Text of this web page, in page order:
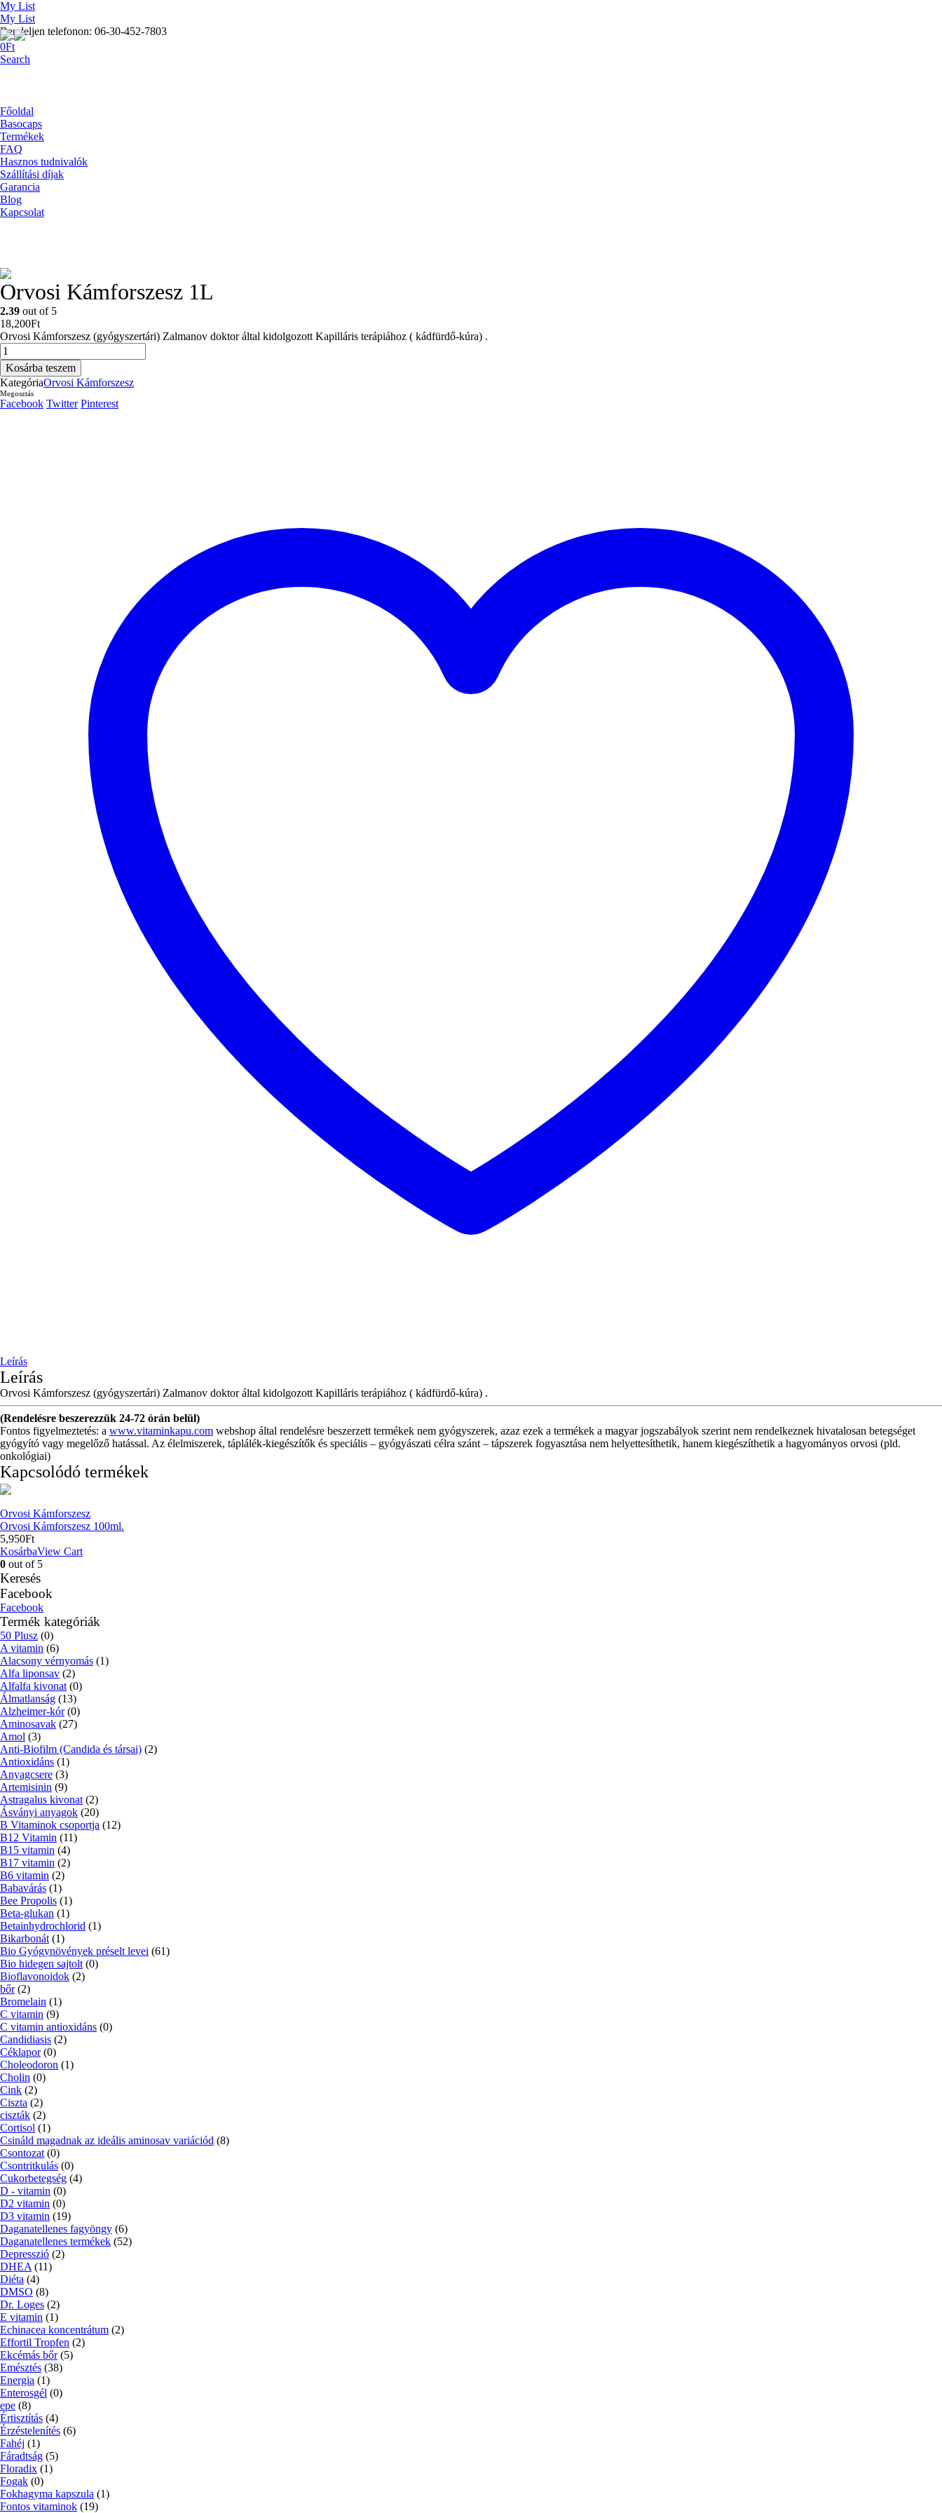
My List
My List
Rendeljen telefonon: 06-30-452-7803
0Ft
Search
Főoldal
Basocaps
Termékek
FAQ
Hasznos tudnivalók
Szállítási díjak
Garancia
Blog
Kapcsolat
Orvosi Kámforszesz 1L
2.39 out of 5
18,200Ft
Orvosi Kámforszesz (gyógyszertári) Zalmanov doktor által kidolgozott Kapilláris terápiához ( kádfürdő-kúra) .
Orvosi
Kámforszesz
1L
mennyiség
Kosárba teszem
KategóriaOrvosi Kámforszesz
Megosztás
Facebook Twitter Pinterest
Leírás
Leírás
Orvosi Kámforszesz (gyógyszertári) Zalmanov doktor által kidolgozott Kapilláris terápiához ( kádfürdő-kúra) .
(Rendelésre beszerezzük 24-72 órán belül)
Fontos figyelmeztetés: a www.vitaminkapu.com webshop által rendelésre beszerzett termékek nem gyógyszerek, azaz ezek a termékek a magyar jogszabályok szerint nem rendelkeznek hivatalosan betegséget
gyógyító vagy megelőző hatással. Az élelmiszerek, táplálék-kiegészítők és speciális – gyógyászati célra szánt – tápszerek fogyasztása nem helyettesíthetik, hanem kiegészíthetik a hagyományos orvosi (pld.
onkológiai)
Kapcsolódó termékek
Orvosi Kámforszesz
Orvosi Kámforszesz 100ml.
5,950Ft
KosárbaView Cart
0 out of 5
Keresés
Facebook
Facebook
Termék kategóriák
50 Plusz (0)
A vitamin (6)
Alacsony vérnyomás (1)
Alfa liponsav (2)
Alfalfa kivonat (0)
Álmatlanság (13)
Alzheimer-kór (0)
Aminosavak (27)
Amol (3)
Anti-Biofilm (Candida és társai) (2)
Antioxidáns (1)
Anyagcsere (3)
Artemisinin (9)
Astragalus kivonat (2)
Ásványi anyagok (20)
B Vitaminok csoportja (12)
B12 Vitamin (11)
B15 vitamin (4)
B17 vitamin (2)
B6 vitamin (2)
Babavárás (1)
Bee Propolis (1)
Beta-glukan (1)
Betainhydrochlorid (1)
Bikarbonát (1)
Bio Gyógynövények préselt levei (61)
Bio hidegen sajtolt (0)
Bioflavonoidok (2)
bőr (2)
Bromelain (1)
C vitamin (9)
C vitamin antioxidáns (0)
Candidiasis (2)
Céklapor (0)
Choleodoron (1)
Cholin (0)
Cink (2)
Ciszta (2)
ciszták (2)
Cortisol (1)
Csináld magadnak az ideális aminosav variációd (8)
Csontozat (0)
Csontritkulás (0)
Cukorbetegség (4)
D - vitamin (0)
D2 vitamin (0)
D3 vitamin (19)
Daganatellenes fagyöngy (6)
Daganatellenes termékek (52)
Depresszió (2)
DHEA (11)
Diéta (4)
DMSO (8)
Dr. Loges (2)
E vitamin (1)
Echinacea koncentrátum (2)
Effortil Tropfen (2)
Ekcémás bőr (5)
Emésztés (38)
Energia (1)
Enterosgél (0)
epe (8)
Értisztítás (4)
Érzéstelenítés (6)
Fahéj (1)
Fáradtság (5)
Floradix (1)
Fogak (0)
Fokhagyma kapszula (1)
Fontos vitaminok (19)